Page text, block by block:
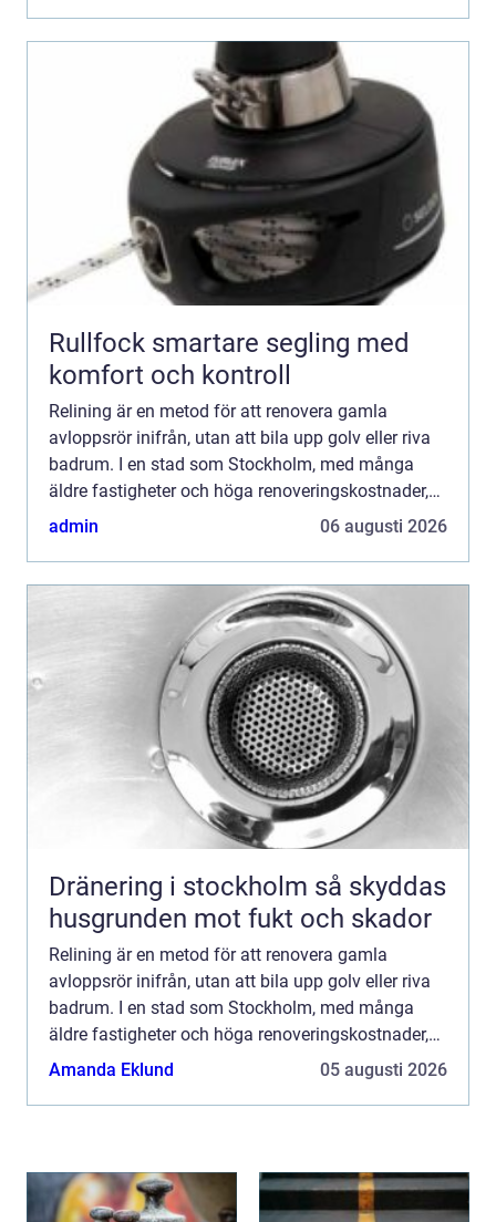
Rullfock smartare segling med
komfort och kontroll
Relining är en metod för att renovera gamla
avloppsrör inifrån, utan att bila upp golv eller riva
badrum. I en stad som Stockholm, med många
äldre fastigheter och höga renoveringskostnader,
har tekniken blivit ett populärt alternativ till
admin 06 augusti 2026
Dränering i stockholm så skyddas
husgrunden mot fukt och skador
Relining är en metod för att renovera gamla
avloppsrör inifrån, utan att bila upp golv eller riva
badrum. I en stad som Stockholm, med många
äldre fastigheter och höga renoveringskostnader,
har tekniken blivit ett populärt alternativ till
Amanda Eklund 05 augusti 2026